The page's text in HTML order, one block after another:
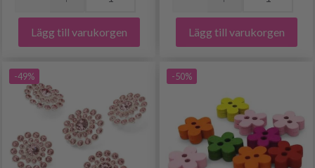
Lägg till varukorgen Lägg till varukorgen
-49% -50%